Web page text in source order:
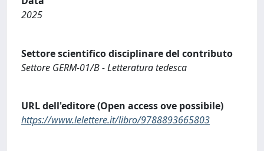
2025
Settore scientifico disciplinare del contributo
Settore GERM-01/B - Letteratura tedesca
URL dell'editore (Open access ove possibile)
https://www.lelettere.it/libro/9788893665803